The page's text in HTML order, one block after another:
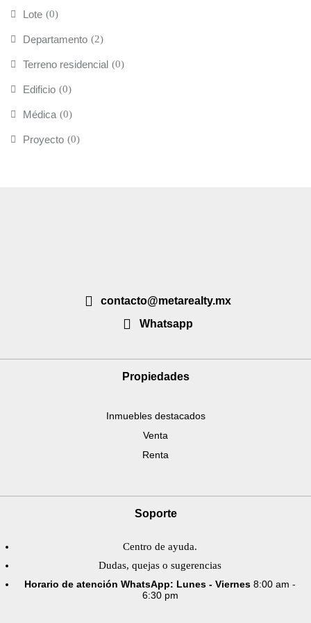
Lote (0)
Departamento (2)
Terreno residencial (0)
Edificio (0)
Médica (0)
Proyecto (0)
contacto@metarealty.mx
Whatsapp
Propiedades
Inmuebles destacados
Venta
Renta
Soporte
Centro de ayuda.
Dudas, quejas o sugerencias
Horario de atención WhatsApp: Lunes - Viernes 8:00 am -
6:30 pm